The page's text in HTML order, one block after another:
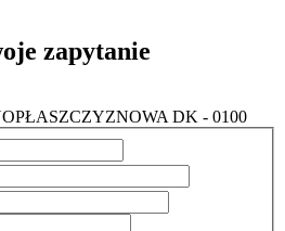
zapytanie